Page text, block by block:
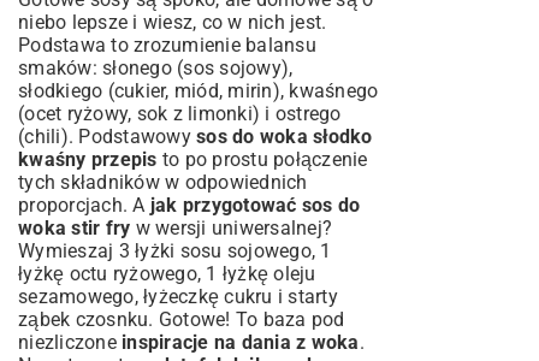
niebo lepsze i wiesz, co w nich jest.
Podstawa to zrozumienie balansu
smaków: słonego (sos sojowy),
słodkiego (cukier, miód, mirin), kwaśnego
(ocet ryżowy, sok z limonki) i ostrego
(chili). Podstawowy sos do woka słodko
kwaśny przepis to po prostu połączenie
tych składników w odpowiednich
proporcjach. A jak przygotować sos do
woka stir fry w wersji uniwersalnej?
Wymieszaj 3 łyżki sosu sojowego, 1
łyżkę octu ryżowego, 1 łyżkę oleju
sezamowego, łyżeczkę cukru i starty
ząbek czosnku. Gotowe! To baza pod
niezliczone inspiracje na dania z woka.